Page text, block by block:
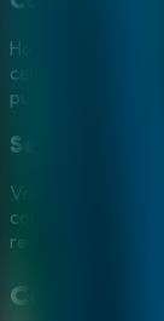
House 23
celular. Use
puzzles pelo
Sem cadastro
Voce pode
conta. Entre na
resgatar o mago.
Como